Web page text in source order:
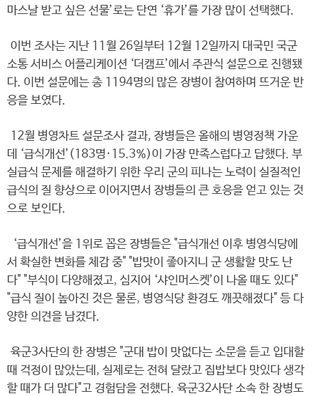
마스날 받고 싶은 선물’로는 단연 ‘휴가’를 가장 많이 선택했다.
이번 조사는 지난 11월 26일부터 12월 12일까지 대국민 국군
소통 서비스 어플리케이션 ‘더캠프’에서 주관식 설문으로 진행됐
다. 이번 설문에는 총 1194명의 많은 장병이 참여하며 뜨거운 반
응을 보였다.
12월 병영차트 설문조사 결과, 장병들은 올해의 병영정책 가운
데 ‘급식개선’(183명·15.3%)이 가장 만족스럽다고 답했다. 부
실급식 문제를 해결하기 위한 우리 군의 피나는 노력이 실질적인
급식의 질 향상으로 이어지면서 장병들의 큰 호응을 얻고 있는 것
으로 보인다.
‘급식개선’을 1위로 꼽은 장병들은 "급식개선 이후 병영식당에
서 확실한 변화를 체감 중" "밥맛이 좋아지니 군 생활할 맛도 난
다" "부식이 다양해졌고, 심지어 ‘샤인머스켓’이 나올 때도 있다"
"급식 질이 높아진 것은 물론, 병영식당 환경도 깨끗해졌다" 등 다
양한 의견을 남겼다.
육군3사단의 한 장병은 "군대 밥이 맛없다는 소문을 듣고 입대할
때 걱정이 많았는데, 실제로는 전혀 달랐고 집밥보다 맛있다 생각
할 때가 더 많다"고 경험담을 전했다. 육군32사단 소속 한 장병도